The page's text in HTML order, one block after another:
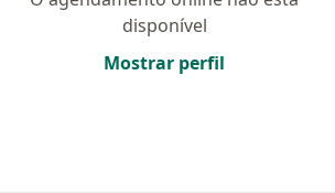
disponível
Mostrar perfil